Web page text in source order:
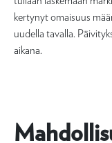
kertynyt omaisuus
uudella tavalla.
aikana.